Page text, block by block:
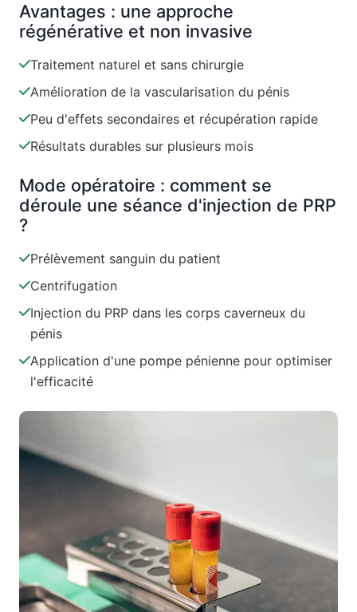
Avantages : une approche
régénérative et non invasive
Traitement naturel et sans chirurgie
Amélioration de la vascularisation du pénis
Peu d'effets secondaires et récupération rapide
Résultats durables sur plusieurs mois
Mode opératoire : comment se
déroule une séance d'injection de PRP
?
Prélèvement sanguin du patient
Centrifugation
Injection du PRP dans les corps caverneux du
pénis
Application d'une pompe pénienne pour optimiser
l'efficacité